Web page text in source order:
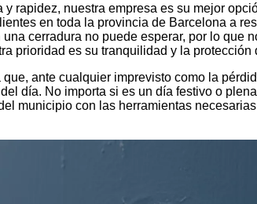
rapidez, nuestra empresa es su mejor
en toda la provincia de Barcelona a
cerradura no puede esperar, por lo que
prioridad es su tranquilidad y la
que, ante cualquier imprevisto como la
día. No importa si es un día festivo o
municipio con las herramientas